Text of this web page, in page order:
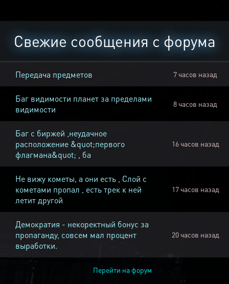
Свежие сообщения с форума
Передача предметов 7 часов назад
Баг видимости планет за пределами
видимости
8 часов назад
Баг с биржей ,неудачное
расположение &quot;первого
флагмана&quot; , ба
16 часов назад
Не вижу кометы, а они есть , Слой с
кометами пропал , есть трек к ней
летит другой
17 часов назад
Демократия - некоректный бонус за
пропаганду, совсем мал процент
выработки.
20 часов назад
Перейти на форум